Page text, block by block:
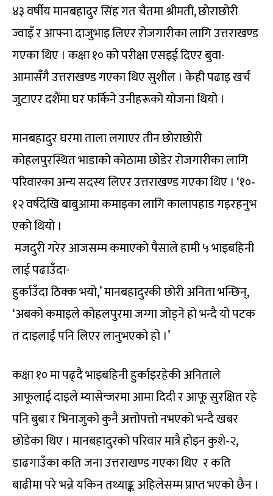
४३ वर्षीय मानबहादुर सिंह गत चैतमा श्रीमती, छोराछोरी
ज्वाइँ र आफ्ना दाजुभाइ लिएर रोजगारीका लागि उत्तराखण्ड
गएका थिए । कक्षा १० को परीक्षा एसइई दिएर बुवा-
आमासँगै उत्तराखण्ड गएका थिए सुशील । केही पढाइ खर्च
जुटाएर दशैंमा घर फर्किने उनीहरूको योजना थियो ।
मानबहादुर घरमा ताला लगाएर तीन छोराछोरी
कोहलपुरस्थित भाडाको कोठामा छोडेर रोजगारीका लागि
परिवारका अन्य सदस्य लिएर उत्तराखण्ड गएका थिए । ‘१०‐
१२ वर्षदेखि बाबुआमा कमाइका लागि कालापहाड गइरहनुभ
एको थियो ।
मजदुरी गरेर आजसम्म कमाएको पैसाले हामी ५ भाइबहिनी
लाई पढाउँदा-
हुर्काउँदा ठिक्क भयो,’ मानबहादुरकी छोरी अनिता भन्छिन्,
‘अबको कमाइले कोहलपुरमा जग्गा जोड्ने हो भन्दै यो पटक
त दाइलाई पनि लिएर लानुभएको हो ।’
कक्षा १० मा पढ्दै भाइबहिनी हुर्काइरहेकी अनिताले
आफूलाई दाइले म्यासेन्जरमा आमा दिदी र आफू सुरक्षित रहे
पनि बुबा र भिनाजुको कुनै अत्तोपत्तो नभएको भन्दै खबर
छोडेका थिए । मानबहादुरको परिवार मात्रै होइन कुशे‐२,
डाढगाउँका कति जना उत्तराखण्ड गएका थिए र कति
बाढीमा परे भन्ने यकिन तथ्याङ्क अहिलेसम्म प्राप्त भएको छैन ।